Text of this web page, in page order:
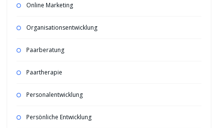
Online Marketing
Organisationsentwicklung
Paarberatung
Paartherapie
Personalentwicklung
Persönliche Entwicklung